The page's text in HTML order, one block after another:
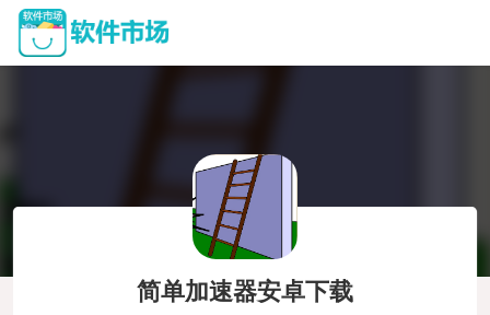
简单加速器安卓下载